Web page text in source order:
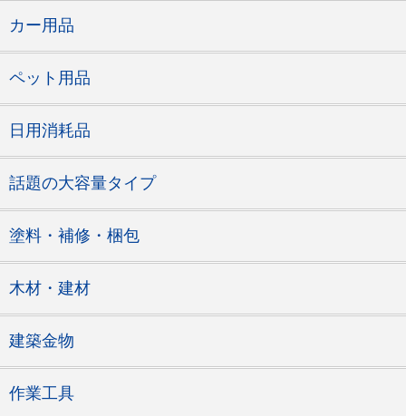
カー用品
ペット用品
日用消耗品
話題の大容量タイプ
塗料・補修・梱包
木材・建材
建築金物
作業工具